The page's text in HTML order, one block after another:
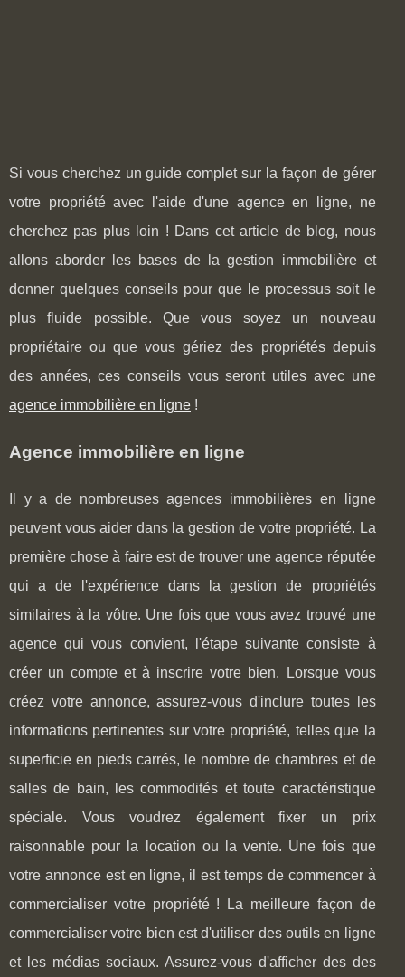
Si vous cherchez un guide complet sur la façon de gérer
votre propriété avec l'aide d'une agence en ligne, ne
cherchez pas plus loin ! Dans cet article de blog, nous
allons aborder les bases de la gestion immobilière et
donner quelques conseils pour que le processus soit le
plus fluide possible. Que vous soyez un nouveau
propriétaire ou que vous gériez des propriétés depuis
des années, ces conseils vous seront utiles avec une
agence immobilière en ligne !
Agence immobilière en ligne
Il y a de nombreuses agences immobilières en ligne
peuvent vous aider dans la gestion de votre propriété. La
première chose à faire est de trouver une agence réputée
qui a de l'expérience dans la gestion de propriétés
similaires à la vôtre. Une fois que vous avez trouvé une
agence qui vous convient, l'étape suivante consiste à
créer un compte et à inscrire votre bien. Lorsque vous
créez votre annonce, assurez-vous d'inclure toutes les
informations pertinentes sur votre propriété, telles que la
superficie en pieds carrés, le nombre de chambres et de
salles de bain, les commodités et toute caractéristique
spéciale. Vous voudrez également fixer un prix
raisonnable pour la location ou la vente. Une fois que
votre annonce est en ligne, il est temps de commencer à
commercialiser votre propriété ! La meilleure façon de
commercialiser votre bien est d'utiliser des outils en ligne
et les médias sociaux. Assurez-vous d'afficher des des